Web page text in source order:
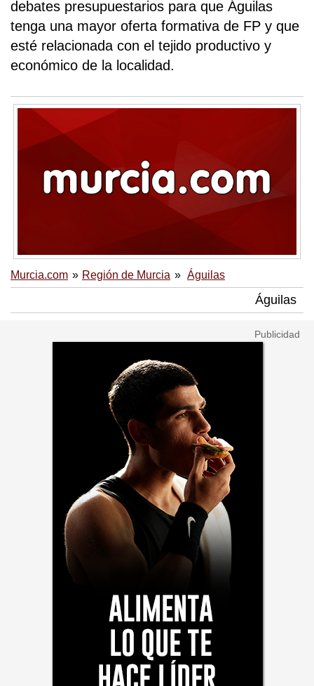
debates presupuestarios para que Águilas
tenga una mayor oferta formativa de FP y que
esté relacionada con el tejido productivo y
económico de la localidad.
Murcia.com Región de Murcia Águilas
Águilas